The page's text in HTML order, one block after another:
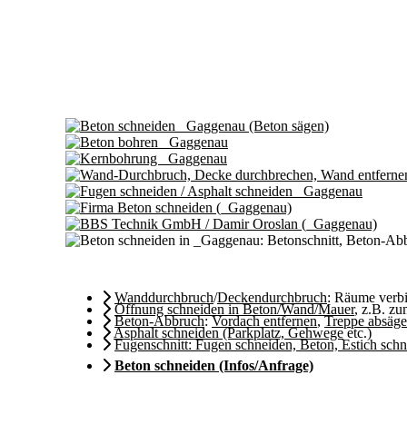
Wanddurchbruch/Deckendurchbruch: Räume
Öffnung schneiden in Beton/Wand/Mauer, z.B.
Beton-Abbruch:Vordach entfernen,Treppe
Asphalt schneiden (Parkplatz, Gehwegeetc.)
Fugenschnitt: Fugen schneiden, Beton, Estich
Beton schneiden (Infos/Anfrage)